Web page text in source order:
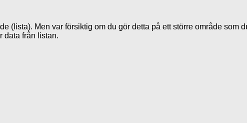
(lista). Men var försiktig om du gör detta på ett större område som
data från listan.